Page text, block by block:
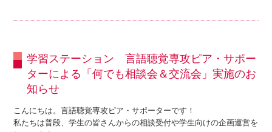
学習ステーション 言語聴覚専攻ピア・サポー
ターによる「何でも相談会＆交流会」実施のお
知らせ
こんにちは。言語聴覚専攻ピア・サポーターです！
私たちは普段、学生の皆さんからの相談受付や学生向けの企画運営を